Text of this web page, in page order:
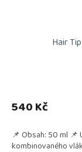
Hair
540 Kč
📌 Obsah: 50 ml 📌
kombinovaného